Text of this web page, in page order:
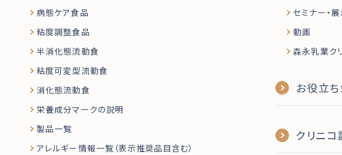
病態ケア食品
粘度調整食品
半消化態流動食
粘度可変型流動食
消化態流動食
栄養成分マークの説明
製品一覧
アレルギー情報一覧（表示推奨品目含む）
セミナー・
動画
森永乳業ク
お役立
クリニコ